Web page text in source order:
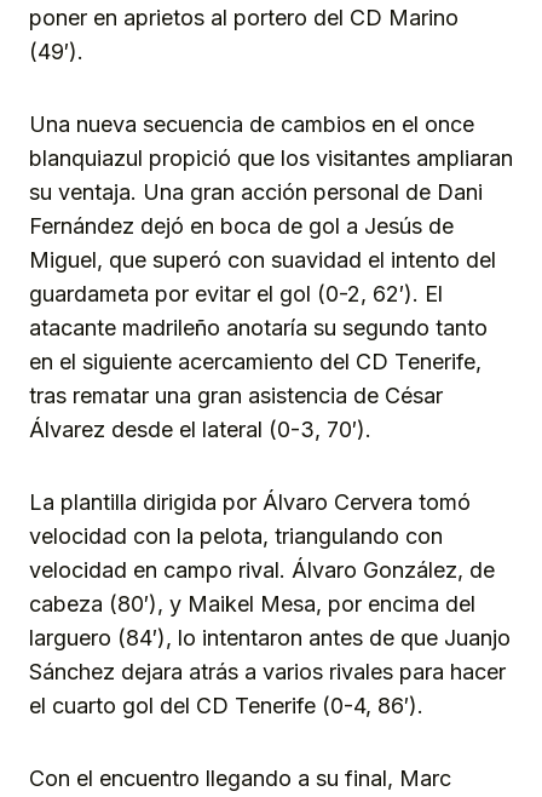
poner en aprietos al portero del CD Marino
(49′).
Una nueva secuencia de cambios en el once
blanquiazul propició que los visitantes ampliaran
su ventaja. Una gran acción personal de Dani
Fernández dejó en boca de gol a Jesús de
Miguel, que superó con suavidad el intento del
guardameta por evitar el gol (0-2, 62′). El
atacante madrileño anotaría su segundo tanto
en el siguiente acercamiento del CD Tenerife,
tras rematar una gran asistencia de César
Álvarez desde el lateral (0-3, 70′).
La plantilla dirigida por Álvaro Cervera tomó
velocidad con la pelota, triangulando con
velocidad en campo rival. Álvaro González, de
cabeza (80′), y Maikel Mesa, por encima del
larguero (84′), lo intentaron antes de que Juanjo
Sánchez dejara atrás a varios rivales para hacer
el cuarto gol del CD Tenerife (0-4, 86′).
Con el encuentro llegando a su final, Marc